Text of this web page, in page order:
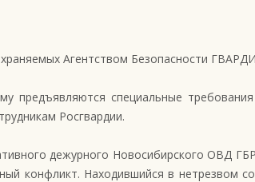
Агентством Безопасности
предъявляются специальные
Росгвардии.
дежурного Новосибирского ОВД
конфликт. Находившийся в